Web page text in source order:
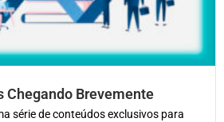
Chegando Brevemente
série de conteúdos exclusivos para